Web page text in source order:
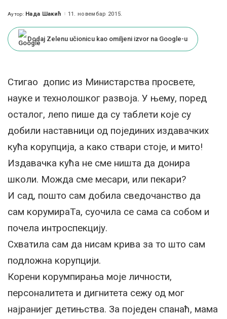
Posted
Аутор: Нада Шакић 11. новембар 2015.
Dodaj Zelenu učionicu kao omiljeni izvor na Google-u
Стигао допис из Министарства просвете,
науке и технолошког развоја. У њему, поред
осталог, лепо пише да су таблети које су
добили наставници од појединих издавачких
кућа корупција, а како ствари стоје, и мито!
Издавачка кућа не сме ништа да донира
школи. Можда сме месари, или пекари?
И сад, пошто сам добила сведочанство да
сам корумираТа, суочила се сама са собом и
почела интроспекцију.
Схватила сам да нисам крива за то што сам
подложна корупцији.
Корени корумпирања моје личности,
персоналитета и дигнитета сежу од мог
најранијег детињства. За поједен спанаћ, мама